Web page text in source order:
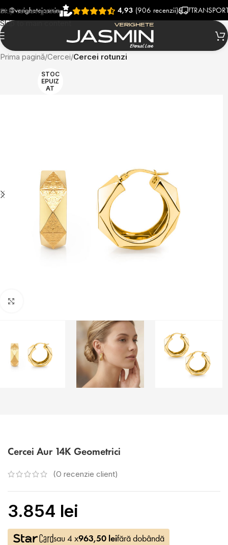
Skip to navigation
Skip to main content
4,93(906 recenzii) TRANSPORT
Prima pagină Cercei Cercei rotunzi
STOC
EPUIZ
AT
Cercei Aur 14K Geometrici
(O recenzie client)
3.854 lei
sau 4 x963,50 leifără dobândă